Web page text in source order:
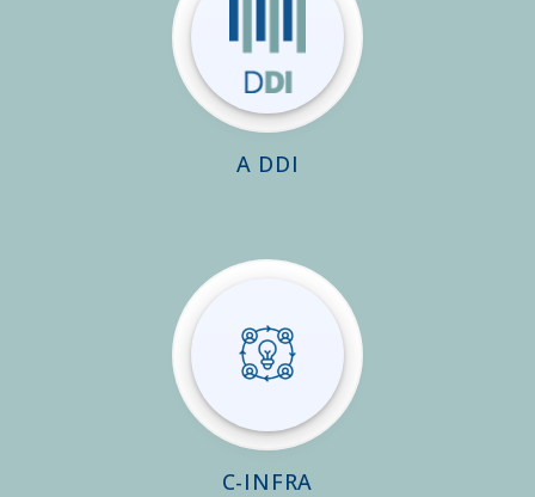
A DDI
C-INFRA